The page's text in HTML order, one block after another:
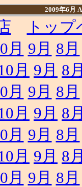
2009年6月
トッ
月 9月 8月
月 9月 8
月 9月 8月
月 9月 8
月 9月 8月
月 9月 8
月 9月 8月